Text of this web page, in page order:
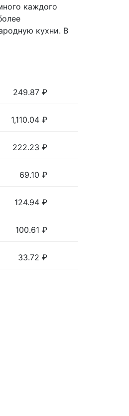
каждого
кухни. В
249.87 ₽
1,110.04 ₽
222.23 ₽
69.10 ₽
124.94 ₽
100.61 ₽
33.72 ₽